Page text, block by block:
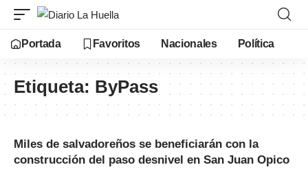
Portada Favoritos Nacionales Política
Etiqueta: ByPass
Miles de salvadoreños se beneficiarán con la
construcción del paso desnivel en San Juan Opico